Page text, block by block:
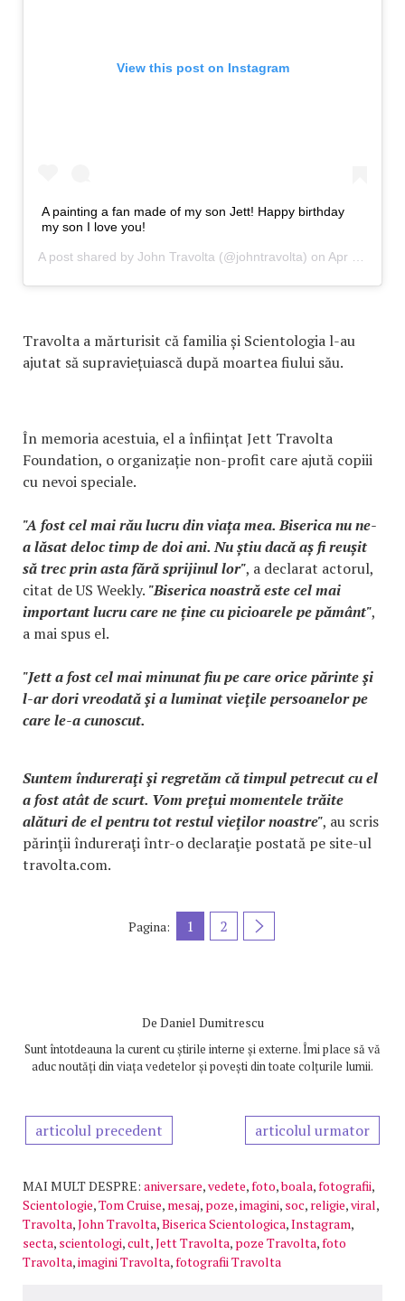
View this post on Instagram
A painting a fan made of my son Jett! Happy birthday
my son I love you!
A post shared by John Travolta (@johntravolta) on Apr 13, 2019 at 12:09pm PDT
Travolta a mărturisit că familia și Scientologia l-au
ajutat să supraviețuiască după moartea fiului său.
În memoria acestuia, el a înființat Jett Travolta
Foundation, o organizație non-profit care ajută copiii
cu nevoi speciale.
"A fost cel mai rău lucru din viața mea. Biserica nu ne-
a lăsat deloc timp de doi ani. Nu știu dacă aș fi reușit
să trec prin asta fără sprijinul lor", a declarat actorul,
citat de US Weekly. "Biserica noastră este cel mai
important lucru care ne ține cu picioarele pe pământ",
a mai spus el.
"Jett a fost cel mai minunat fiu pe care orice părinte şi
l-ar dori vreodată şi a luminat vieţile persoanelor pe
care le-a cunoscut.
Suntem îndureraţi şi regretăm că timpul petrecut cu el
a fost atât de scurt. Vom preţui momentele trăite
alături de el pentru tot restul vieţilor noastre", au scris
părinţii îndureraţi într-o declaraţie postată pe site-ul
travolta.com.
Pagina: 1 2
De Daniel Dumitrescu
Sunt întotdeauna la curent cu știrile interne și externe. Îmi place să vă
aduc noutăți din viața vedetelor și povești din toate colțurile lumii.
articolul precedent articolul urmator
MAI MULT DESPRE: aniversare,vedete,foto,boala,fotografii,
Scientologie,Tom Cruise, mesaj, poze,imagini, soc, religie,viral,
Travolta,John Travolta,Biserica Scientologica,Instagram,
secta, scientologi,cult,Jett Travolta, poze Travolta,foto
Travolta,imagini Travolta,fotografii Travolta